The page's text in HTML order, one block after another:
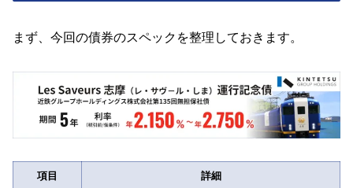
まず、今回の債券のスペックを整理しておきます。
項目 詳細